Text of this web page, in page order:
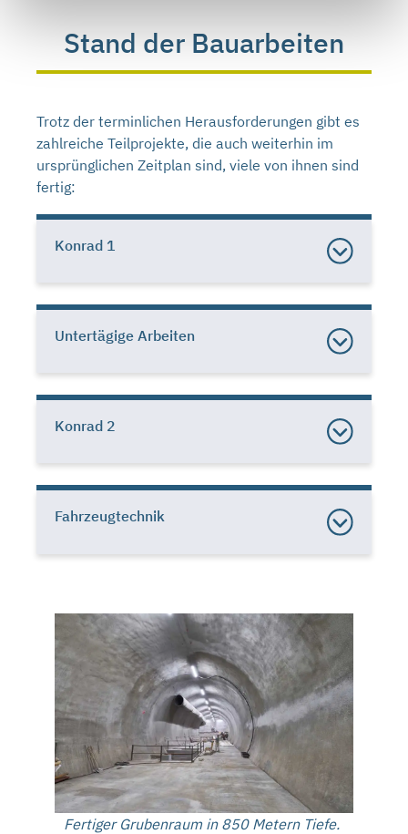
Stand der Bauarbeiten
Trotz der terminlichen Herausforderungen gibt es
zahlreiche Teilprojekte, die auch weiterhin im
ursprünglichen Zeitplan sind, viele von ihnen sind
fertig:
Konrad 1
Untertägige Arbeiten
Konrad 2
Fahrzeugtechnik
Fertiger Grubenraum in 850 Metern Tiefe.